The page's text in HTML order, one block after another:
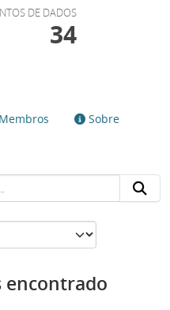
DE DADOS
34
Membros Sobre
encontrado